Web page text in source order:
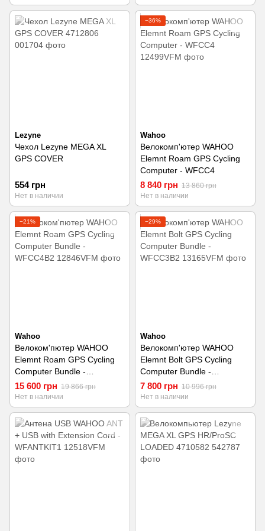
Lezyne
Чехол Lezyne MEGA XL
GPS COVER
554 грн
Нет в наличии
−36%
Wahoo
Велокомп'ютер WAHOO
Elemnt Roam GPS Cycling
Computer - WFCC4
8 840 грн 13 860 грн
Нет в наличии
−21%
Wahoo
Велоком'пютер WAHOO
Elemnt Roam GPS Cycling
Computer Bundle -
WFCC4B2
15 600 грн 19 866 грн
Нет в наличии
−29%
Wahoo
Велокомп'ютер WAHOO
Elemnt Bolt GPS Cycling
Computer Bundle -
WFCC3B2
7 800 грн 10 996 грн
Нет в наличии